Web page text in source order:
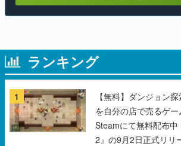
ランキング
1
【無料】ダンジョン
を自分の店で売るゲ
Steamにて無料配布
2』の9月2日正式リ
ンペーン
2
コロコロ初のゆるか
ないんですか？』公開